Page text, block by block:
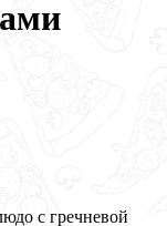
с гречневой